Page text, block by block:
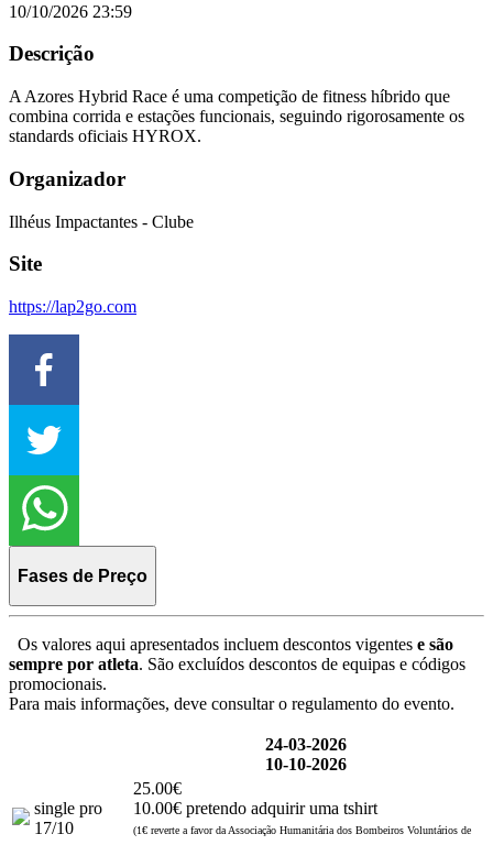
10/10/2026 23:59
Descrição
A Azores Hybrid Race é uma competição de fitness híbrido que
combina corrida e estações funcionais, seguindo rigorosamente os
standards oficiais HYROX.
Organizador
Ilhéus Impactantes - Clube
Site
https://lap2go.com
Fases de Preço
Os valores aqui apresentados incluem descontos vigentes e são
sempre por atleta. São excluídos descontos de equipas e códigos
promocionais.
Para mais informações, deve consultar o regulamento do evento.
24-03-2026
10-10-2026
single pro
17/10
25.00€
10.00€ pretendo adquirir uma tshirt
(1€ reverte a favor da Associação Humanitária dos Bombeiros Voluntários de